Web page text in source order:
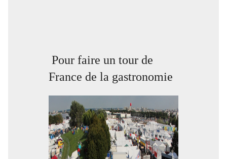
Pour faire un tour de
France de la gastronomie